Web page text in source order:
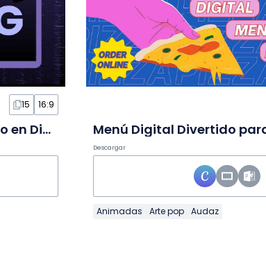
15 16:9
Ciberacoso minimalista moderno en Diapositivas
Descargar
Animadas Arte pop Audaz